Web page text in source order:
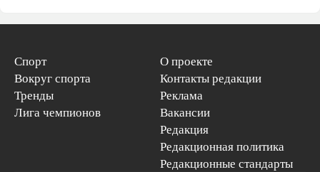
Спорт
Вокруг спорта
Тренды
Лига чемпионов
О проекте
Контакты редакции
Реклама
Вакансии
Редакция
Редакционная политика
Редакционные стандарты